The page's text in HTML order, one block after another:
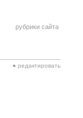
рубрики сайта
● редактировать